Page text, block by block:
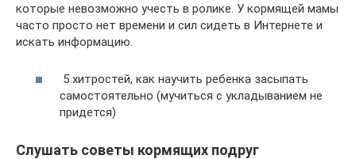
которые невозможно учесть в ролике. У кормящей мамы
часто просто нет времени и сил сидеть в Интернете и
искать информацию.
5 хитростей, как научить ребенка засыпать
самостоятельно (мучиться с укладыванием не
придется)
Слушать советы кормящих подруг